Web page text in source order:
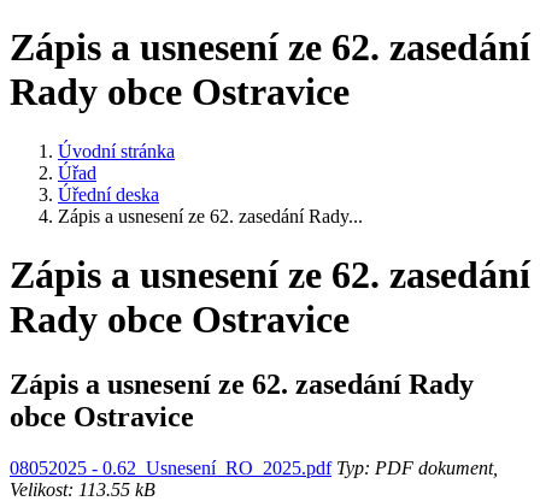
Zápis a usnesení ze 62. zasedání
Rady obce Ostravice
Úvodní stránka
Úřad
Úřední deska
Zápis a usnesení ze 62. zasedání Rady...
Zápis a usnesení ze 62. zasedání
Rady obce Ostravice
Zápis a usnesení ze 62. zasedání Rady
obce Ostravice
08052025 - 0.62_Usnesení_RO_2025.pdfTyp: PDF dokument,
Velikost: 113.55 kB